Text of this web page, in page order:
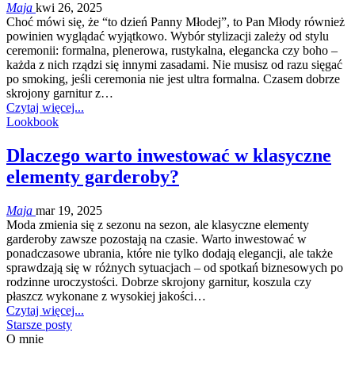
Maja kwi 26, 2025
Choć mówi się, że “to dzień Panny Młodej”, to Pan Młody również
powinien wyglądać wyjątkowo. Wybór stylizacji zależy od stylu
ceremonii: formalna, plenerowa, rustykalna, elegancka czy boho –
każda z nich rządzi się innymi zasadami. Nie musisz od razu sięgać
po smoking, jeśli ceremonia nie jest ultra formalna. Czasem dobrze
skrojony garnitur z…
Czytaj więcej...
Lookbook
Dlaczego warto inwestować w klasyczne
elementy garderoby?
Maja mar 19, 2025
Moda zmienia się z sezonu na sezon, ale klasyczne elementy
garderoby zawsze pozostają na czasie. Warto inwestować w
ponadczasowe ubrania, które nie tylko dodają elegancji, ale także
sprawdzają się w różnych sytuacjach – od spotkań biznesowych po
rodzinne uroczystości. Dobrze skrojony garnitur, koszula czy
płaszcz wykonane z wysokiej jakości…
Czytaj więcej...
Starsze posty
O mnie